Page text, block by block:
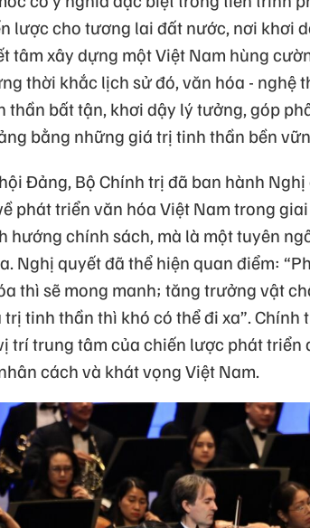
lược cho tương lai đất nước, nơi khơi
tâm xây dựng một Việt Nam hùng
thời khắc lịch sử đó, văn hóa - nghệ
thần bất tận, khơi dậy lý tưởng, góp
bằng những giá trị tinh thần bền
Đảng, Bộ Chính trị đã ban hành
phát triển văn hóa Việt Nam trong
hướng chính sách, mà là một tuyên
Nghị quyết đã thể hiện quan điểm:
thì sẽ mong manh; tăng trưởng vật
tinh thần thì khó có thể đi xa”. Chính
trí trung tâm của chiến lược phát triển
cách và khát vọng Việt Nam.